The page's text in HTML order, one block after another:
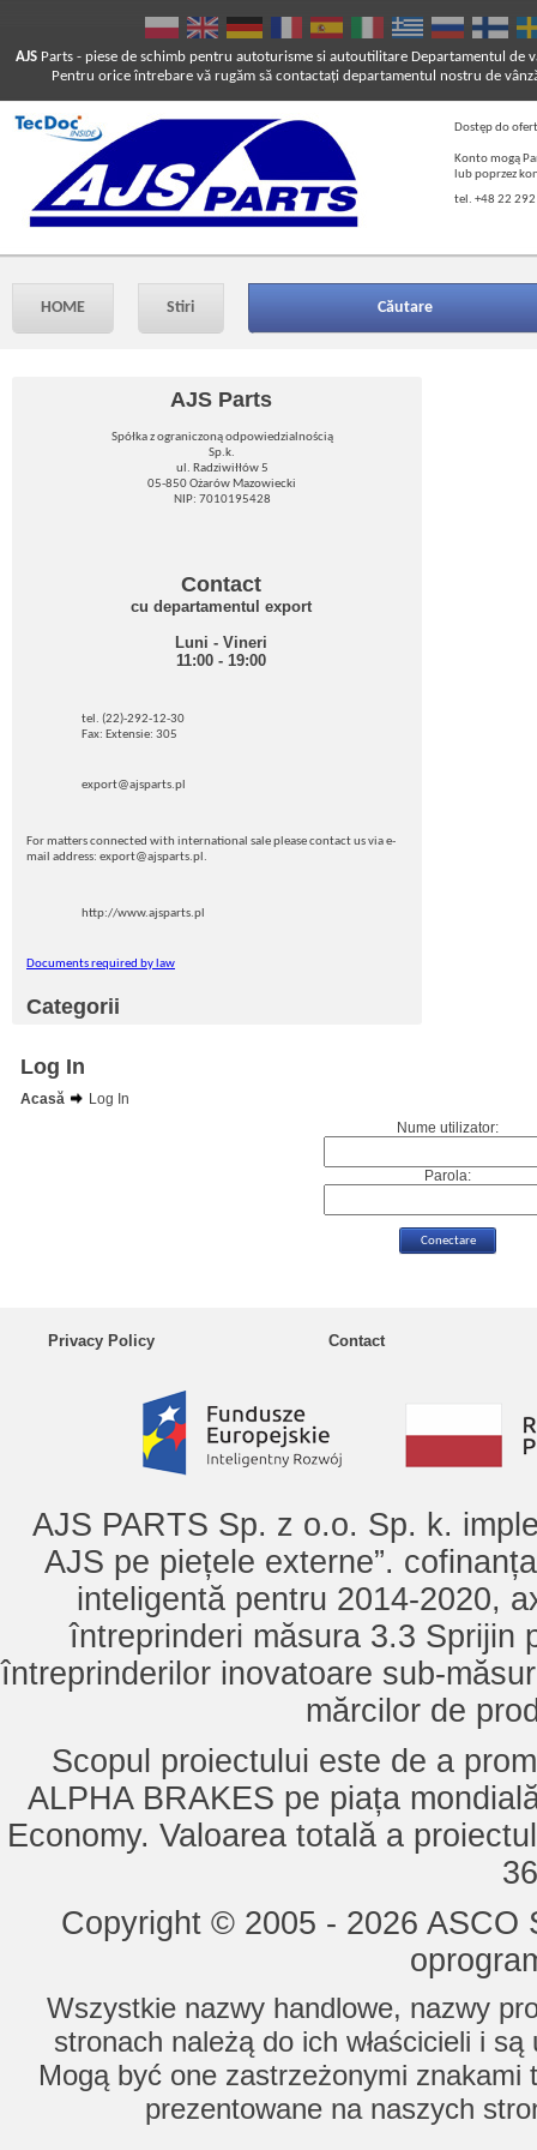
AJS Parts - piese de schimb pentru autoturisme si autoutilitare
Pentru orice întrebare vă rugăm să contactaţi departamentul nostru de
Departamentul de
Dostęp do
Konto mogą
lub poprzez
tel. +48 22
HOME Stiri Căutare
AJS Parts
Spółka z ograniczoną odpowiedzialnością
Sp.k.
ul. Radziwiłłów 5
05-850 Ożarów Mazowiecki
NIP: 7010195428
Contact
cu departamentul export
Luni - Vineri
11:00 - 19:00
tel. (22)-292-12-30
Fax: Extensie: 305
export@ajsparts.pl
For matters connected with international sale please contact us via e-
mail address: export@ajsparts.pl.
http://www.ajsparts.pl
Documents required by law
Categorii
Log In
Acasă
Log In
Nume utilizator:
Parola:
Privacy Policy Contact
AJS PARTS Sp. z o.o. Sp. k.
AJS pe piețele externe”.
inteligentă pentru 2014-2020,
întreprinderi măsura 3.3 Sprijin
întreprinderilor inovatoare sub-
mărcilor de
Scopul proiectului este de a
ALPHA BRAKES pe piața
Economy. Valoarea totală a
Copyright © 2005 - 2026
Wszystkie nazwy handlowe, nazwy
stronach należą do ich właścicieli i
Mogą być one zastrzeżonymi znakami
prezentowane na naszych